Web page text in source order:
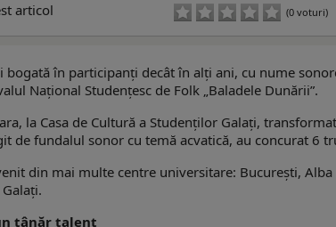
articol (0 voturi)
bogată în participanţi decât în alţi ani, cu nume
Naţional Studenţesc de Folk „Baladele Dunării”.
la Casa de Cultură a Studenţilor Galaţi,
de fundalul sonor cu temă acvatică, au concurat 6
din mai multe centre universitare: Bucureşti,
tânăr talent